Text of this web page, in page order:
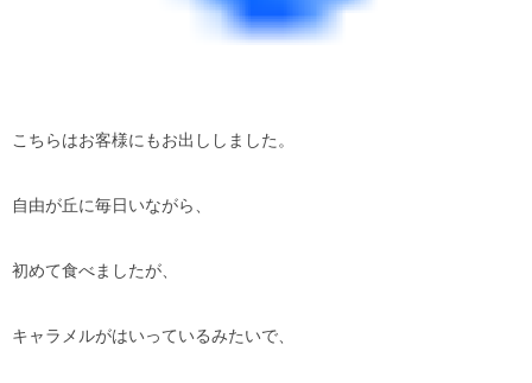
こちらはお客様にもお出ししました。
自由が丘に毎日いながら、
初めて食べましたが、
キャラメルがはいっているみたいで、